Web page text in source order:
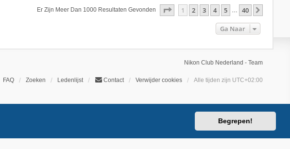
Begrepen!
Er Zijn Meer Dan 1000 Resultaten Gevonden Pagina1 Van 40
1 2 3 4 5 … 40
Ga Naar
Nikon Club Nederland - Team
FAQ Zoeken Ledenlijst Contact Verwijder cookies Alle tijden zijn UTC+02:00